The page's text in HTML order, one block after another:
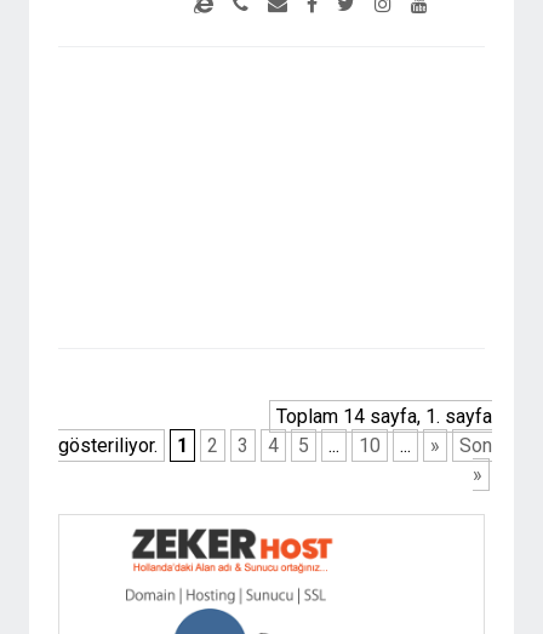
Toplam 14 sayfa, 1. sayfa
gösteriliyor.
1 2 3 4 5 ... 10 ... »
Son
»